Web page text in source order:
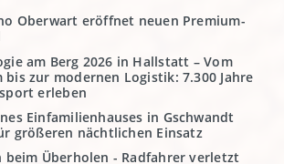
Oberwart eröffnet neuen Premium-
am Berg 2026 in Hallstatt – Vom
bis zur modernen Logistik: 7.300 Jahre
erleben
Einfamilienhauses in Gschwandt
größeren nächtlichen Einsatz
beim Überholen - Radfahrer verletzt